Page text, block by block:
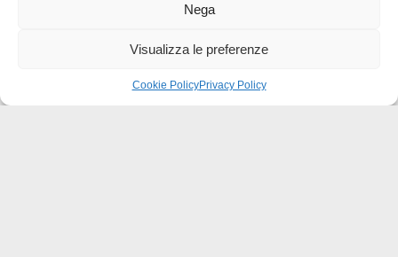
Nega
Visualizza le preferenze
Cookie PolicyPrivacy Policy
una perla di saggezza è senza tempo. Brevi pensieri ma
profondo dell'anima. Dopo averlo letto e riletto non sei